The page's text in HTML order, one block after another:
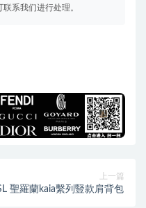
系我们进行处理。
上一篇
聖羅蘭kaia繫列豎款肩背包